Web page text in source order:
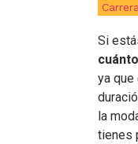
Si
ya que
la
tienes